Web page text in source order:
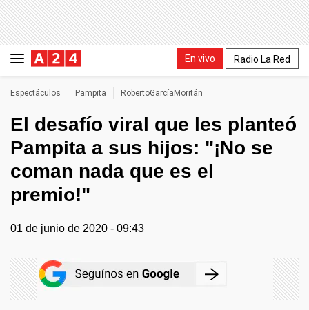
En vivo Radio La Red
Espectáculos Pampita RobertoGarcíaMoritán
El desafío viral que les planteó
Pampita a sus hijos: "¡No se
coman nada que es el
premio!"
01 de junio de 2020 - 09:43